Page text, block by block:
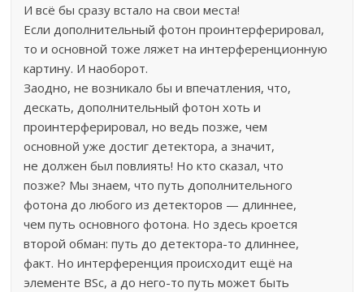
И всё бы сразу встало на свои места!
Если дополнительный фотон проинтерферировал,
то и основной тоже ляжет на интерференционную
картину. И наоборот.
Заодно, не возникало бы и впечатления, что,
дескать, дополнительный фотон хоть и
проинтерферировал, но ведь позже, чем
основной уже достиг детектора, а значит,
не должен был повлиять! Но кто сказал, что
позже? Мы знаем, что путь дополнительного
фотона до любого из детекторов — длиннее,
чем путь основного фотона. Но здесь кроется
второй обман: путь до детектора-то длиннее,
факт. Но интерференция происходит ещё на
элементе BSc, а до него-то путь может быть